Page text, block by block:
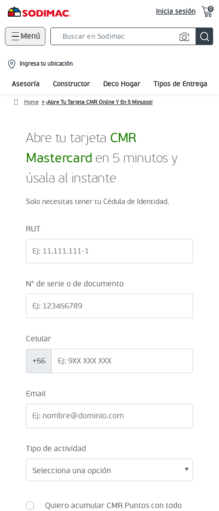
Inicia sesión 0
Menú
location-
icon
Ingresa tu ubicación
Asesoría Constructor Deco Hogar Tipos de Entrega
Home ¡Abre Tu Tarjeta CMR Online Y En 5 Minutos!
Abre tu tarjeta CMR
Mastercard en 5 minutos y
úsala al instante
Solo necesitas tener tu Cédula de Identidad.
RUT
N° de serie o de documento
Celular
+56
Email
Tipo de actividad
Quiero acumular CMR Puntos con todo